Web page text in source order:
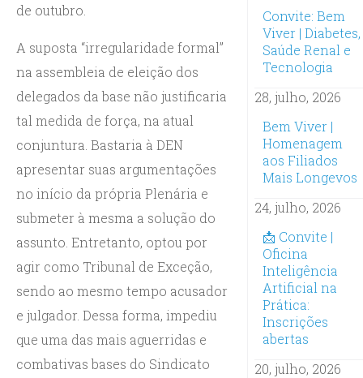
de outubro.
A suposta “irregularidade formal”
na assembleia de eleição dos
delegados da base não justificaria
tal medida de força, na atual
conjuntura. Bastaria à DEN
apresentar suas argumentações
no início da própria Plenária e
submeter à mesma a solução do
assunto. Entretanto, optou por
agir como Tribunal de Exceção,
sendo ao mesmo tempo acusador
e julgador. Dessa forma, impediu
que uma das mais aguerridas e
combativas bases do Sindicato
Convite: Bem
Viver | Diabetes,
Saúde Renal e
Tecnologia
28, julho, 2026
Bem Viver |
Homenagem
aos Filiados
Mais Longevos
24, julho, 2026
📩 Convite |
Oficina
Inteligência
Artificial na
Prática:
Inscrições
abertas
20, julho, 2026